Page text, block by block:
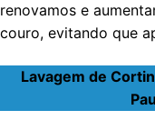
renovamos e
couro, evitando que
Lavagem de